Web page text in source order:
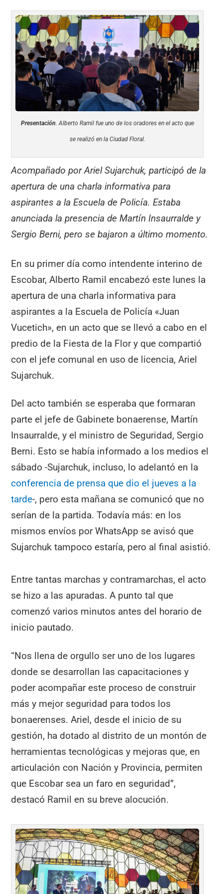
Presentación . Alberto Ramil fue uno de los oradores en el acto que
se realizó en la Ciudad Floral.
Acompañado por Ariel Sujarchuk, participó de la
apertura de una charla informativa para
aspirantes a la Escuela de Policía. Estaba
anunciada la presencia de Martín Insaurralde y
Sergio Berni, pero se bajaron a último momento.
En su primer día como intendente interino de
Escobar, Alberto Ramil encabezó este lunes la
apertura de una charla informativa para
aspirantes a la Escuela de Policía «Juan
Vucetich», en un acto que se llevó a cabo en el
predio de la Fiesta de la Flor y que compartió
con el jefe comunal en uso de licencia, Ariel
Sujarchuk.
Del acto también se esperaba que formaran
parte el jefe de Gabinete bonaerense, Martín
Insaurralde, y el ministro de Seguridad, Sergio
Berni. Esto se había informado a los medios el
sábado -Sujarchuk, incluso, lo adelantó en la
conferencia de prensa que dio el jueves a la
tarde-, pero esta mañana se comunicó que no
serían de la partida. Todavía más: en los
mismos envíos por WhatsApp se avisó que
Sujarchuk tampoco estaría, pero al final asistió.
Entre tantas marchas y contramarchas, el acto
se hizo a las apuradas. A punto tal que
comenzó varios minutos antes del horario de
inicio pautado.
“Nos llena de orgullo ser uno de los lugares
donde se desarrollan las capacitaciones y
poder acompañar este proceso de construir
más y mejor seguridad para todos los
bonaerenses. Ariel, desde el inicio de su
gestión, ha dotado al distrito de un montón de
herramientas tecnológicas y mejoras que, en
articulación con Nación y Provincia, permiten
que Escobar sea un faro en seguridad”,
destacó Ramil en su breve alocución.